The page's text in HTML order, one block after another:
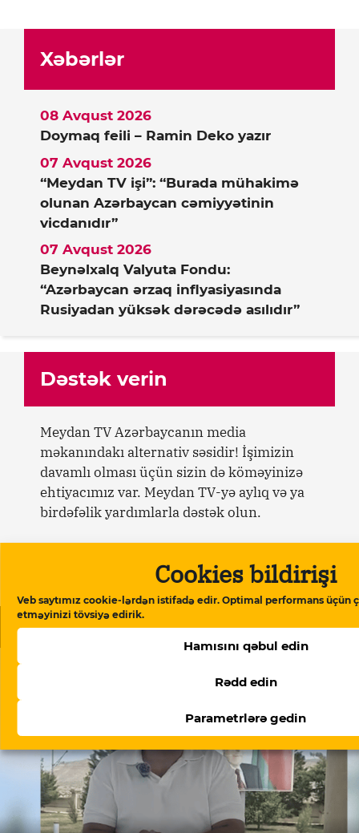
Cookies bildirişi
Veb saytımız cookie-lərdən istifadə edir. Optimal performans üçün
etməyinizi tövsiyə edirik.
Hamısını qəbul edin
Rədd edin
Parametrlərə gedin
Xəbərlər
Doymaq feili – Ramin Deko yazır
08 Avqust 2026
“Meydan TV işi”: “Burada mühakimə
olunan Azərbaycan cəmiyyətinin
vicdanıdır”
07 Avqust 2026
Beynəlxalq Valyuta Fondu:
“Azərbaycan ərzaq inflyasiyasında
Rusiyadan yüksək dərəcədə asılıdır”
07 Avqust 2026
Dəstək verin
Meydan TV Azərbaycanın media
məkanındakı alternativ səsidir! İşimizin
davamlı olması üçün sizin də köməyinizə
ehtiyacımız var. Meydan TV-yə aylıq və ya
birdəfəlik yardımlarla dəstək olun.
Oxşar məqalələr